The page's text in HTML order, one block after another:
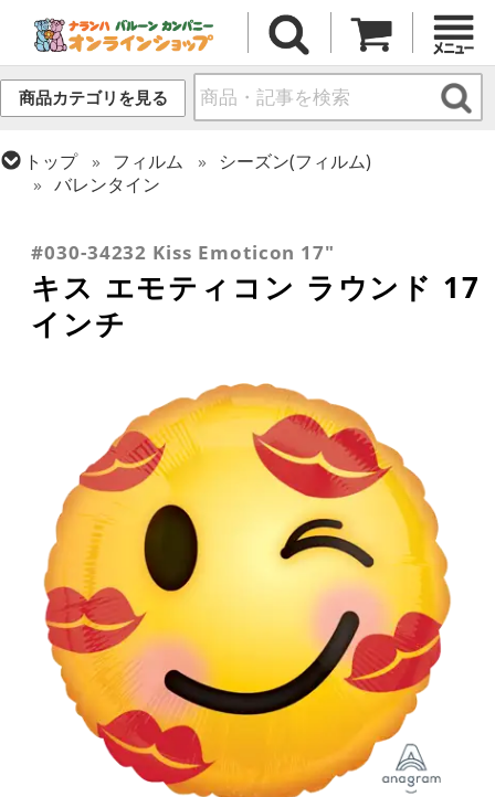
商品カテゴリを見る
トップ フィルム
シーズン(フィルム)
バレンタイン
#030-34232 Kiss Emoticon 17"
キス エモティコン ラウンド 17
インチ